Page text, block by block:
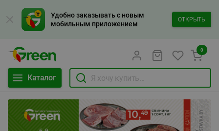
Удобно заказывать с новым
мобильным приложением
ОТКРЫТЬ
Каталог
0